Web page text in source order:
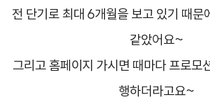
전 단기로 최대 6개월을 보고 있기 때문
같았어요~​
그리고 홈페이지 가시면 때마다 프로모
행하더라고요~